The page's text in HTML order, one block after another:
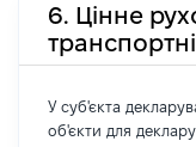
6. Цінне
У суб'єкта
об'єкти для